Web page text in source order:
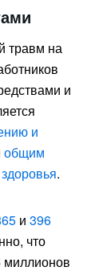
травм на
и
и
общим
.
и 396
что